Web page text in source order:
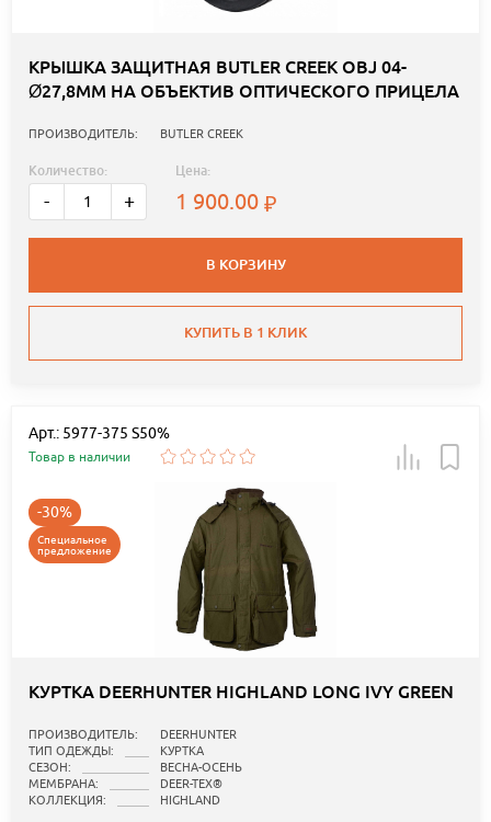
КРЫШКА ЗАЩИТНАЯ BUTLER CREEK OBJ 04-
Ø27,8ММ НА ОБЪЕКТИВ ОПТИЧЕСКОГО ПРИЦЕЛА
ПРОИЗВОДИТЕЛЬ: BUTLER CREEK
Количество:
- +
Цена:
1 900.00
В КОРЗИНУ
КУПИТЬ В 1 КЛИК
Арт.: 5977-375 S50%
Товар в наличии
-30%
Специальное
предложение
КУРТКА DEERHUNTER HIGHLAND LONG IVY GREEN
ПРОИЗВОДИТЕЛЬ:
DEERHUNTER
ТИП ОДЕЖДЫ:
КУРТКА
СЕЗОН:
ВЕСНА-ОСЕНЬ
МЕМБРАНА:
DEER-TEX®
КОЛЛЕКЦИЯ:
HIGHLAND